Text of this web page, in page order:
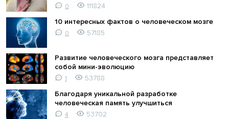
0
111824
10 интересных фактов о человеческом мозге
0 57185
Развитие человеческого мозга представляет
собой мини-эволюцию
1
53788
Благодаря уникальной разработке
человеческая память улучшиться
4
53702